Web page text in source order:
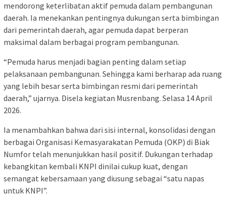
mendorong keterlibatan aktif pemuda dalam pembangunan
daerah. Ia menekankan pentingnya dukungan serta bimbingan
dari pemerintah daerah, agar pemuda dapat berperan
maksimal dalam berbagai program pembangunan.
“Pemuda harus menjadi bagian penting dalam setiap
pelaksanaan pembangunan. Sehingga kami berharap ada ruang
yang lebih besar serta bimbingan resmi dari pemerintah
daerah,” ujarnya. Disela kegiatan Musrenbang. Selasa 14 April
2026.
Ia menambahkan bahwa dari sisi internal, konsolidasi dengan
berbagai Organisasi Kemasyarakatan Pemuda (OKP) di Biak
Numfor telah menunjukkan hasil positif. Dukungan terhadap
kebangkitan kembali KNPI dinilai cukup kuat, dengan
semangat kebersamaan yang diusung sebagai “satu napas
untuk KNPI”.